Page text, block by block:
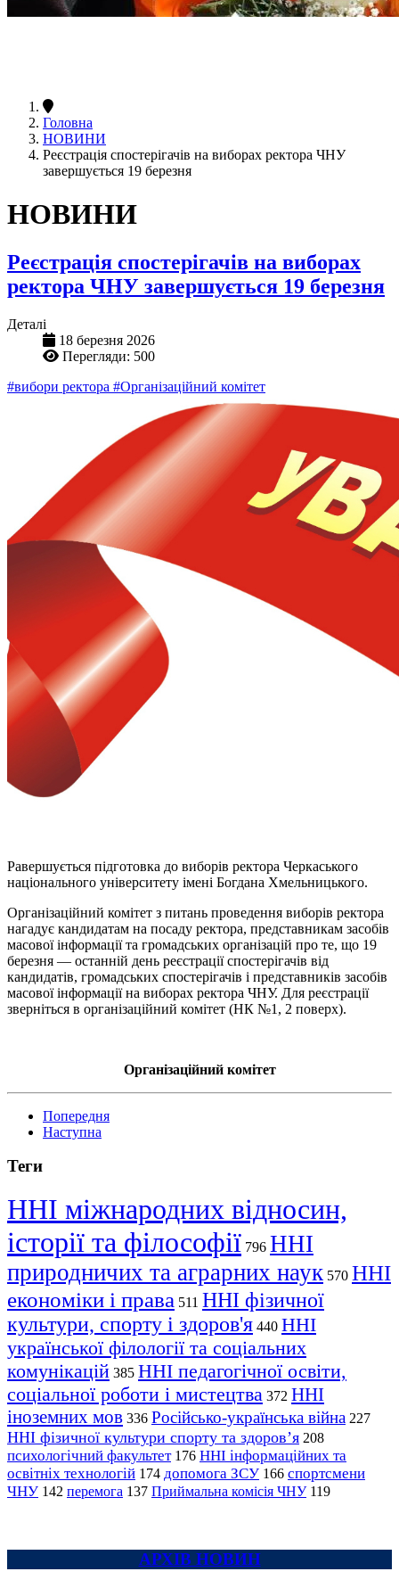
Головна
НОВИНИ
Реєстрація спостерігачів на виборах ректора ЧНУ
завершується 19 березня
НОВИНИ
Реєстрація спостерігачів на виборах
ректора ЧНУ завершується 19 березня
Деталі
18 березня 2026
Перегляди: 500
#вибори ректора #Організаційний комітет
Pавершується підготовка до виборів ректора Черкаського
національного університету імені Богдана Хмельницького.
Організаційний комітет з питань проведення виборів ректора
нагадує кандидатам на посаду ректора, представникам засобів
масової інформації та громадських організацій про те, що 19
березня — останній день реєстрації спостерігачів від
кандидатів, громадських спостерігачів і представників засобів
масової інформації на виборах ректора ЧНУ. Для реєстрації
зверніться в організаційний комітет (НК №1, 2 поверх).
Організаційний комітет
Попередня
Наступна
Теги
ННІ міжнародних відносин,
історії та філософії 796 ННІ
природничих та аграрних наук 570 ННІ
економіки і права 511 ННІ фізичної
культури, спорту і здоров'я 440 ННІ
української філології та соціальних
комунікацій 385 ННІ педагогічної освіти,
соціальної роботи і мистецтва 372 ННІ
іноземних мов 336 Російсько-українська війна 227
ННІ фізичної культури спорту та здоров’я 208
психологічний факультет 176 ННІ інформаційних та
освітніх технологій 174 допомога ЗСУ 166 спортсмени
ЧНУ 142 перемога 137 Приймальна комісія ЧНУ 119
АРХІВ НОВИН